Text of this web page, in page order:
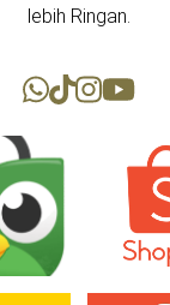
lebih Ringan.